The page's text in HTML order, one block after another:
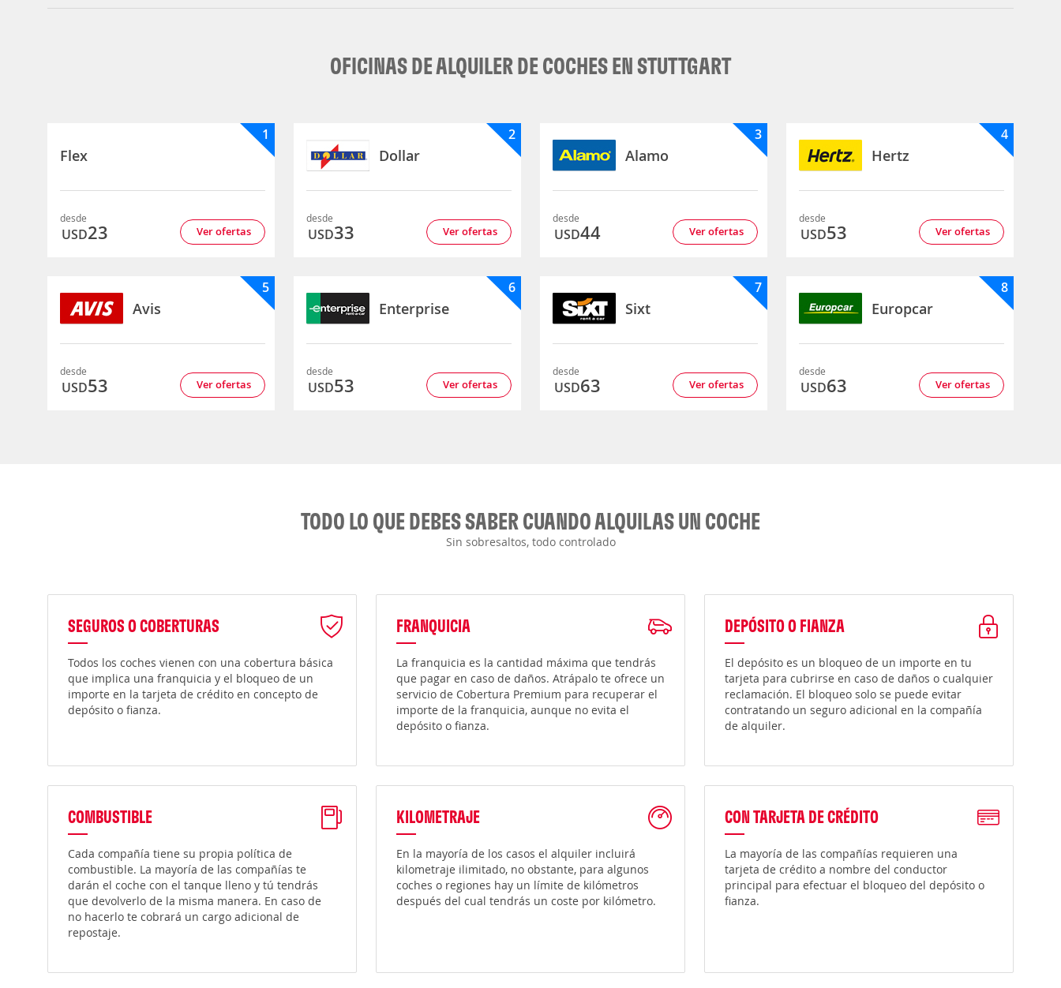
OFICINAS DE ALQUILER DE COCHES EN STUTTGART
Flex
1
desde
USD23 Ver ofertas
Dollar
2
desde
USD33 Ver ofertas
Alamo
3
desde
USD44 Ver ofertas
Hertz
4
desde
USD53 Ver ofertas
Avis
5
desde
USD53 Ver ofertas
Enterprise
6
desde
USD53 Ver ofertas
Sixt
7
desde
USD63 Ver ofertas
Europcar
8
desde
USD63 Ver ofertas
TODO LO QUE DEBES SABER CUANDO ALQUILAS UN COCHE
Sin sobresaltos, todo controlado
SEGUROS O COBERTURAS
Todos los coches vienen con una cobertura básica
que implica una franquicia y el bloqueo de un
importe en la tarjeta de crédito en concepto de
depósito o fianza.
FRANQUICIA
La franquicia es la cantidad máxima que tendrás
que pagar en caso de daños. Atrápalo te ofrece un
servicio de Cobertura Premium para recuperar el
importe de la franquicia, aunque no evita el
depósito o fianza.
DEPÓSITO O FIANZA
El depósito es un bloqueo de un importe en tu
tarjeta para cubrirse en caso de daños o cualquier
reclamación. El bloqueo solo se puede evitar
contratando un seguro adicional en la compañía
de alquiler.
COMBUSTIBLE
Cada compañía tiene su propia política de
combustible. La mayoría de las compañías te
darán el coche con el tanque lleno y tú tendrás
que devolverlo de la misma manera. En caso de
no hacerlo te cobrará un cargo adicional de
repostaje.
KILOMETRAJE
En la mayoría de los casos el alquiler incluirá
kilometraje ilimitado, no obstante, para algunos
coches o regiones hay un límite de kilómetros
después del cual tendrás un coste por kilómetro.
CON TARJETA DE CRÉDITO
La mayoría de las compañías requieren una
tarjeta de crédito a nombre del conductor
principal para efectuar el bloqueo del depósito o
fianza.